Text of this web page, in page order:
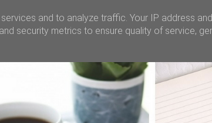
and to analyze traffic. Your IP address
security metrics to ensure quality of service,